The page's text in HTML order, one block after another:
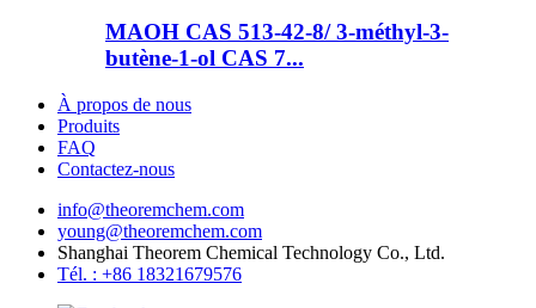
MAOH CAS 513-42-8/ 3-méthyl-3-
butène-1-ol CAS 7...
À propos de nous
Produits
FAQ
Contactez-nous
info@theoremchem.com
young@theoremchem.com
Shanghai Theorem Chemical Technology Co., Ltd.
Tél. : +86 18321679576